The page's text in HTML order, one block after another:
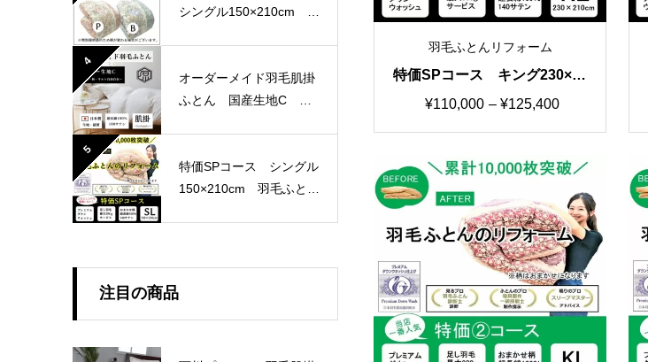
羽毛ふとんリフォーム
特価SPコース キング230×21
0cm 羽毛ふとんリフォー
¥110,000 – ¥125,400
価
¥110,000
–
¥125,400
シングル150×210cm 軽
4
オーダーメイド羽毛肌掛
ふとん 国産生地C 選
5
特価SPコース シングル
150×210cm 羽毛ふとん
注目の商品